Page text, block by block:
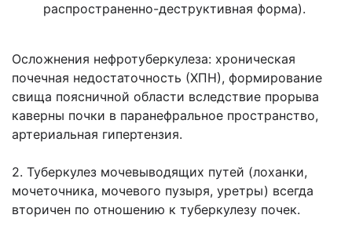
распространенно-деструктивная форма).
Осложнения нефротуберкулеза: хроническая
почечная недостаточность (ХПН), формирование
свища поясничной области вследствие прорыва
каверны почки в паранефральное пространство,
артериальная гипертензия.
2. Туберкулез мочевыводящих путей (лоханки,
мочеточника, мочевого пузыря, уретры) всегда
вторичен по отношению к туберкулезу почек.